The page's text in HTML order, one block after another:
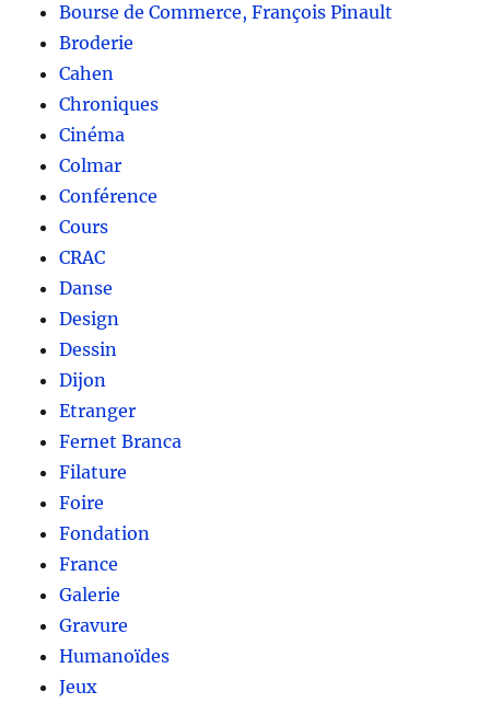
Bourse de Commerce, François Pinault
Broderie
Cahen
Chroniques
Cinéma
Colmar
Conférence
Cours
CRAC
Danse
Design
Dessin
Dijon
Etranger
Fernet Branca
Filature
Foire
Fondation
France
Galerie
Gravure
Humanoïdes
Jeux